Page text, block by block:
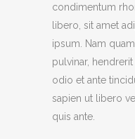
condimentum
libero, sit amet
ipsum. Nam
pulvinar,
odio et ante
sapien ut libero
quis ante.